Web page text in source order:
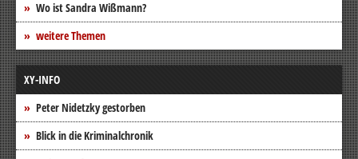
Wo ist Sandra Wißmann?
weitere Themen
XY-INFO
Peter Nidetzky gestorben
Blick in die Kriminalchronik